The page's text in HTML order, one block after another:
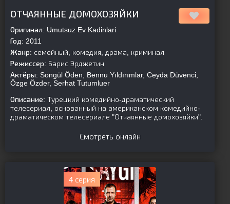
ОТЧАЯННЫЕ ДОМОХОЗЯЙКИ
Оригинал: Umutsuz Ev Kadinlari
Год: 2011
Жанр: семейный, комедия, драма, криминал
Режиссер: Барис Эрджетин
Актёры: Songül Öden, Bennu Yıldırımlar, Ceyda Düvenci,
Özge Özder, Serhat Tutumluer
Описание: Турецкий комедийно-драматический
телесериал, основанный на американском комедийно-
драматическом телесериале "Отчаянные домохозяйки".
Смотреть онлайн
4 серия